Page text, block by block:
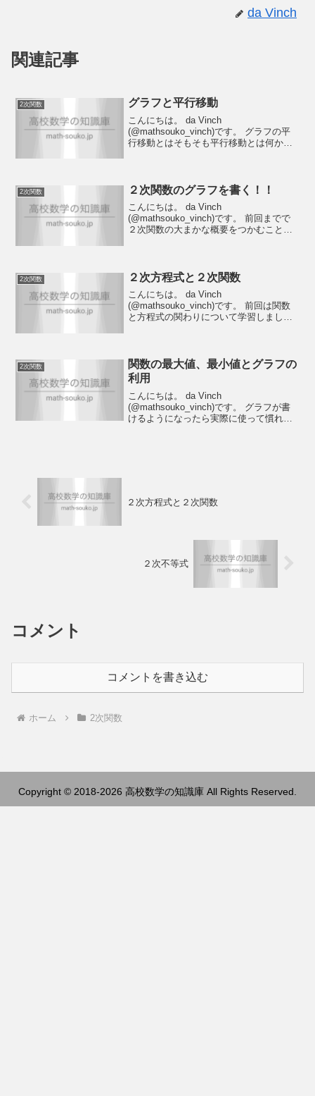
da Vinch
関連記事
2次関数 グラフと平行移動
こんにちは。 da Vinch
(@mathsouko_vinch)です。 グラフの平
行移動とはそもそも平行移動とは何かと
下左右はも...
2次関数 ２次関数のグラフを書く！！
こんにちは。 da Vinch
(@mathsouko_vinch)です。 前回までで
２次関数の大まかな概要をつかむことが
作ができる...
2次関数 ２次方程式と２次関数
こんにちは。 da Vinch
(@mathsouko_vinch)です。 前回は関数
と方程式の関わりについて学習しました
まずおさら...
2次関数
関数の最大値、最小値とグラフの
利用
こんにちは。 da Vinch
(@mathsouko_vinch)です。 グラフが書
けるようになったら実際に使って慣れる
２次方程式と２次関数
２次不等式
コメント
コメントを書き込む
ホーム 2次関数
Copyright © 2018-2026 高校数学の知識庫 All Rights Reserved.